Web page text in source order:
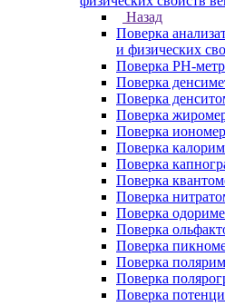
Назад
Поверка
и физических
Поверка PH-
Поверка
Поверка
Поверка
Поверка
Поверка
Поверка
Поверка
Поверка
Поверка
Поверка
Поверка
Поверка
Поверка
Поверка